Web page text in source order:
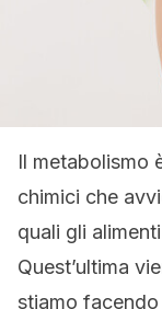
Il metabolismo
chimici che
quali gli
Quest’ultima
stiamo